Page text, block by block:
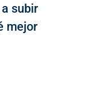
subir
mejor